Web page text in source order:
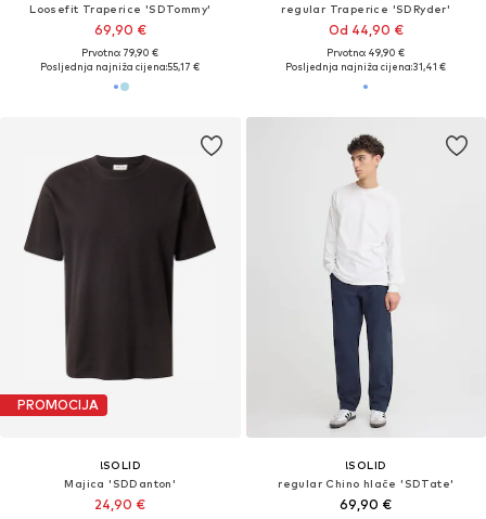
Loosefit Traperice 'SDTommy'
69,90 €
Prvotno: 79,90 €
Posljednja najniža cijena:55,17 €
regular Traperice 'SDRyder'
Od 44,90 €
Prvotno: 49,90 €
Posljednja najniža cijena:31,41 €
PROMOCIJA
!SOLID
Majica 'SDDanton'
24,90 €
!SOLID
regular Chino hlače 'SDTate'
69,90 €